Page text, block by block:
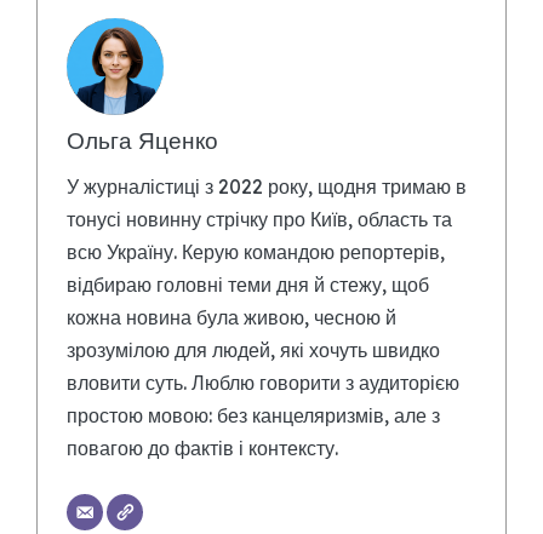
Ольга Яценко
У журналістиці з 2022 року, щодня тримаю в
тонусі новинну стрічку про Київ, область та
всю Україну. Керую командою репортерів,
відбираю головні теми дня й стежу, щоб
кожна новина була живою, чесною й
зрозумілою для людей, які хочуть швидко
вловити суть. Люблю говорити з аудиторією
простою мовою: без канцеляризмів, але з
повагою до фактів і контексту.